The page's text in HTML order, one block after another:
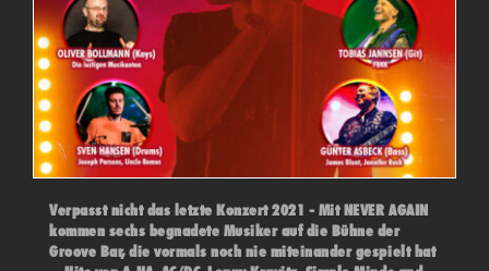
Verpasst nicht das letzte Konzert 2021 - Mit NEVER AGAIN
kommen sechs begnadete Musiker auf die Bühne der
Groove Bar, die vormals noch nie miteinander gespielt hat